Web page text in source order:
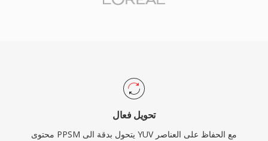
تحويل فعال
محتوى PPSM يتحول بدقة الى YUV مع الحفاظ على العناصر